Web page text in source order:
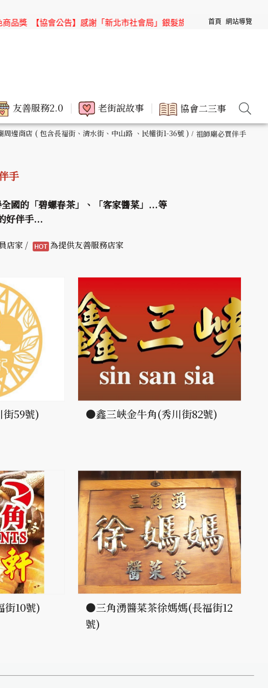
【協會公告】感謝「新北市社會局」銀髮族節目「高年級超進化」來「
首頁 網站導覽
友善服務2.0 老街說故事 協會二三事
周邊商店 ( 包含長福街、清水街、中山路 、民權街1-36號 ) 祖師廟必買伴手
手
國的「碧螺春茶」、「客家醬菜」...等
好伴手...
店家 / 為提供友善服務店家
59號) ●鑫三峽金牛角(秀川街82號)
10號)
●三角湧醬菜茶徐媽媽(長福街12
號)